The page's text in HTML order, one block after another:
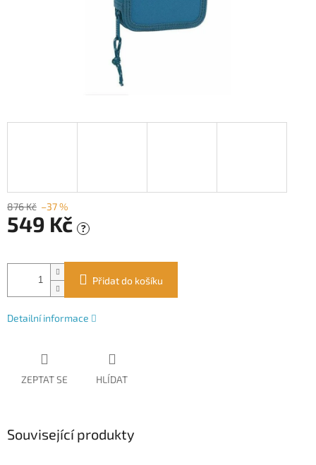
876 Kč –37 %
549 Kč ?
cena:
Přidat do košíku
Detailní informace
ZEPTAT SE HLÍDAT
Související produkty